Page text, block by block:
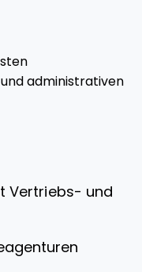
administrativen
Vertriebs- und